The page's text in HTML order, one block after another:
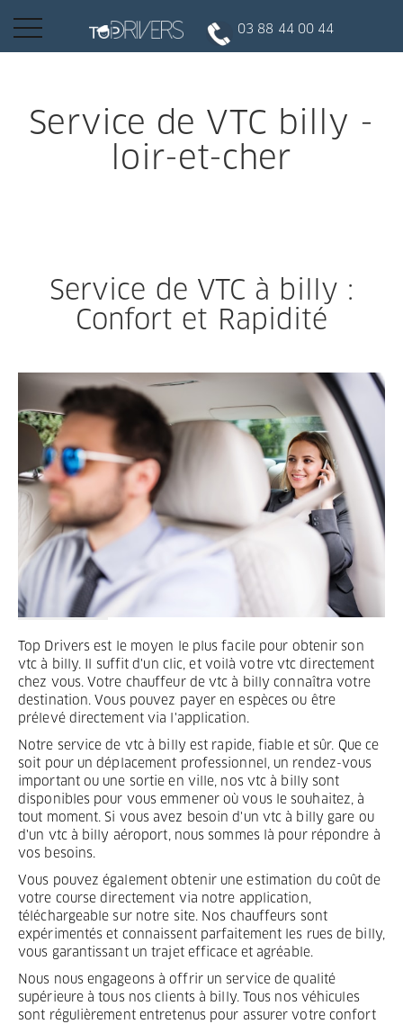
INSCRIPTION CLIENT
Conduire
Termes et Conditions
Mentions légales
Privacy
Basculer
03 88 44 00 44
Service de VTC billy -
loir-et-cher
Service de VTC à billy :
Confort et Rapidité
Top Drivers est le moyen le plus facile pour obtenir son
vtc à billy. Il suffit d'un clic, et voilà votre vtc directement
chez vous. Votre chauffeur de vtc à billy connaîtra votre
destination. Vous pouvez payer en espèces ou être
prélevé directement via l'application.
Notre service de vtc à billy est rapide, fiable et sûr. Que ce
soit pour un déplacement professionnel, un rendez-vous
important ou une sortie en ville, nos vtc à billy sont
disponibles pour vous emmener où vous le souhaitez, à
tout moment. Si vous avez besoin d'un vtc à billy gare ou
d'un vtc à billy aéroport, nous sommes là pour répondre à
vos besoins.
Vous pouvez également obtenir une estimation du coût de
votre course directement via notre application,
téléchargeable sur notre site. Nos chauffeurs sont
expérimentés et connaissent parfaitement les rues de billy,
vous garantissant un trajet efficace et agréable.
Nous nous engageons à offrir un service de qualité
supérieure à tous nos clients à billy. Tous nos véhicules
sont régulièrement entretenus pour assurer votre confort